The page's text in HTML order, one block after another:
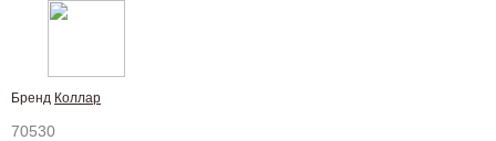
Бренд Коллар
70530